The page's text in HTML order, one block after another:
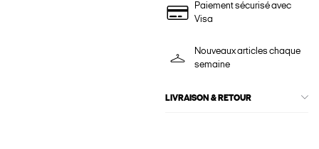
Paiement sécurisé avec
Visa
Nouveaux articles chaque
semaine
LIVRAISON & RETOUR